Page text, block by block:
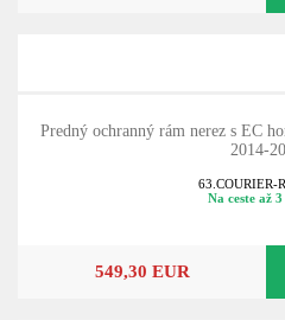
Predný ochranný rám nerez s EC
2014-
63.COURIER-
Na ceste až
549,30 EUR